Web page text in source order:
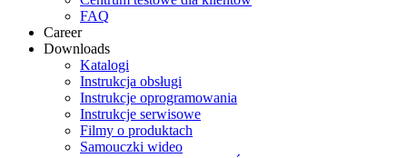
FAQ
Career
Downloads
Katalogi
Instrukcja obsługi
Instrukcje oprogramowania
Instrukcje serwisowe
Filmy o produktach
Samouczki wideo